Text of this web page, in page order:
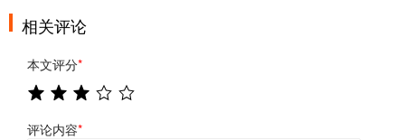
相关评论
本文评分*
评论内容*